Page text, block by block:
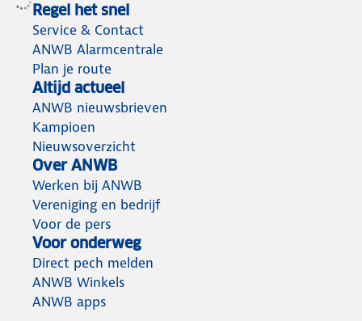
Regel het snel
Service & Contact
ANWB Alarmcentrale
Plan je route
Altijd actueel
ANWB nieuwsbrieven
Kampioen
Nieuwsoverzicht
Over ANWB
Werken bij ANWB
Vereniging en bedrijf
Voor de pers
Voor onderweg
Direct pech melden
ANWB Winkels
ANWB apps